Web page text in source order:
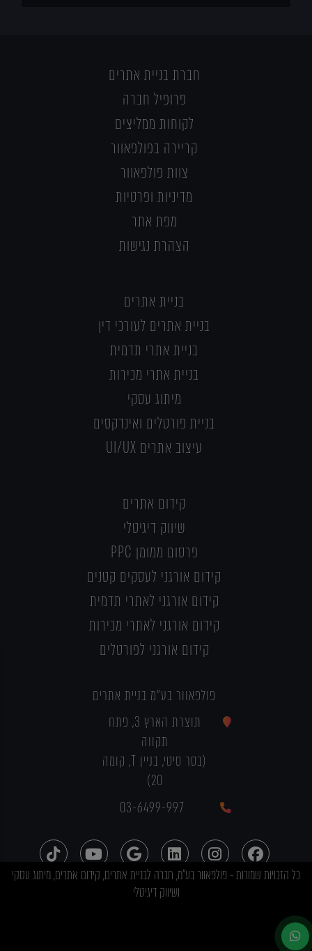
חברת בניית אתרים
פרופיל חברה
לקוחות ממליצים
קריירה בפולפאוור
צוות פולפאוור
מדיניות ופרטיות
מפת אתר
הצהרת נגישות
בניית אתרים
בניית אתרים לעורכי דין
בניית אתרי תדמית
בניית אתרי מכירות
מיתוג עסקי
בניית פורטלים ואינדקסים
עיצוב אתרים UI/UX
קידום אתרים
שיווק דיגיטלי
פרסום ממומן PPC
קידום אורגני לעסקים קטנים
קידום אורגני לאתרי תדמית
קידום אורגני לאתרי מכירות
קידום אורגני לפורטלים
פולפאוור בע"מ בניית אתרים
תוצרת הארץ 3, פתח
תקווה
(בסר סיטי, בניין T, קומה
20)
03-6499-997
כל הזכויות שמורות - פולפאוור בע"מ, חברה לבניית אתרים, קידום אתרים, מיתוג עסקי
ושיווק דיגיטלי